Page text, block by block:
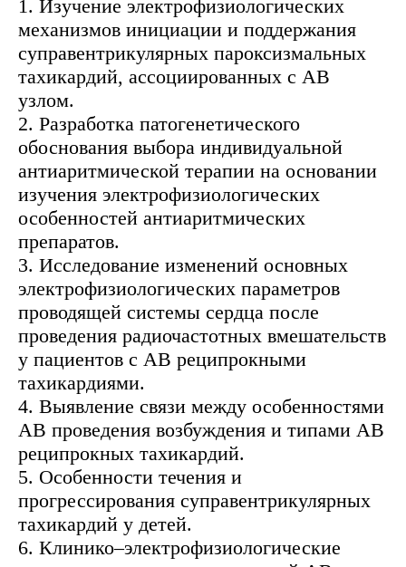
1. Изучение электрофизиологических
механизмов инициации и поддержания
суправентрикулярных пароксизмальных
тахикардий, ассоциированных с АВ
узлом.
2. Разработка патогенетического
обоснования выбора индивидуальной
антиаритмической терапии на основании
изучения электрофизиологических
особенностей антиаритмических
препаратов.
3. Исследование изменений основных
электрофизиологических параметров
проводящей системы сердца после
проведения радиочастотных вмешательств
у пациентов с АВ реципрокными
тахикардиями.
4. Выявление связи между особенностями
АВ проведения возбуждения и типами АВ
реципрокных тахикардий.
5. Особенности течения и
прогрессирования суправентрикулярных
тахикардий у детей.
6. Клинико–электрофизиологические